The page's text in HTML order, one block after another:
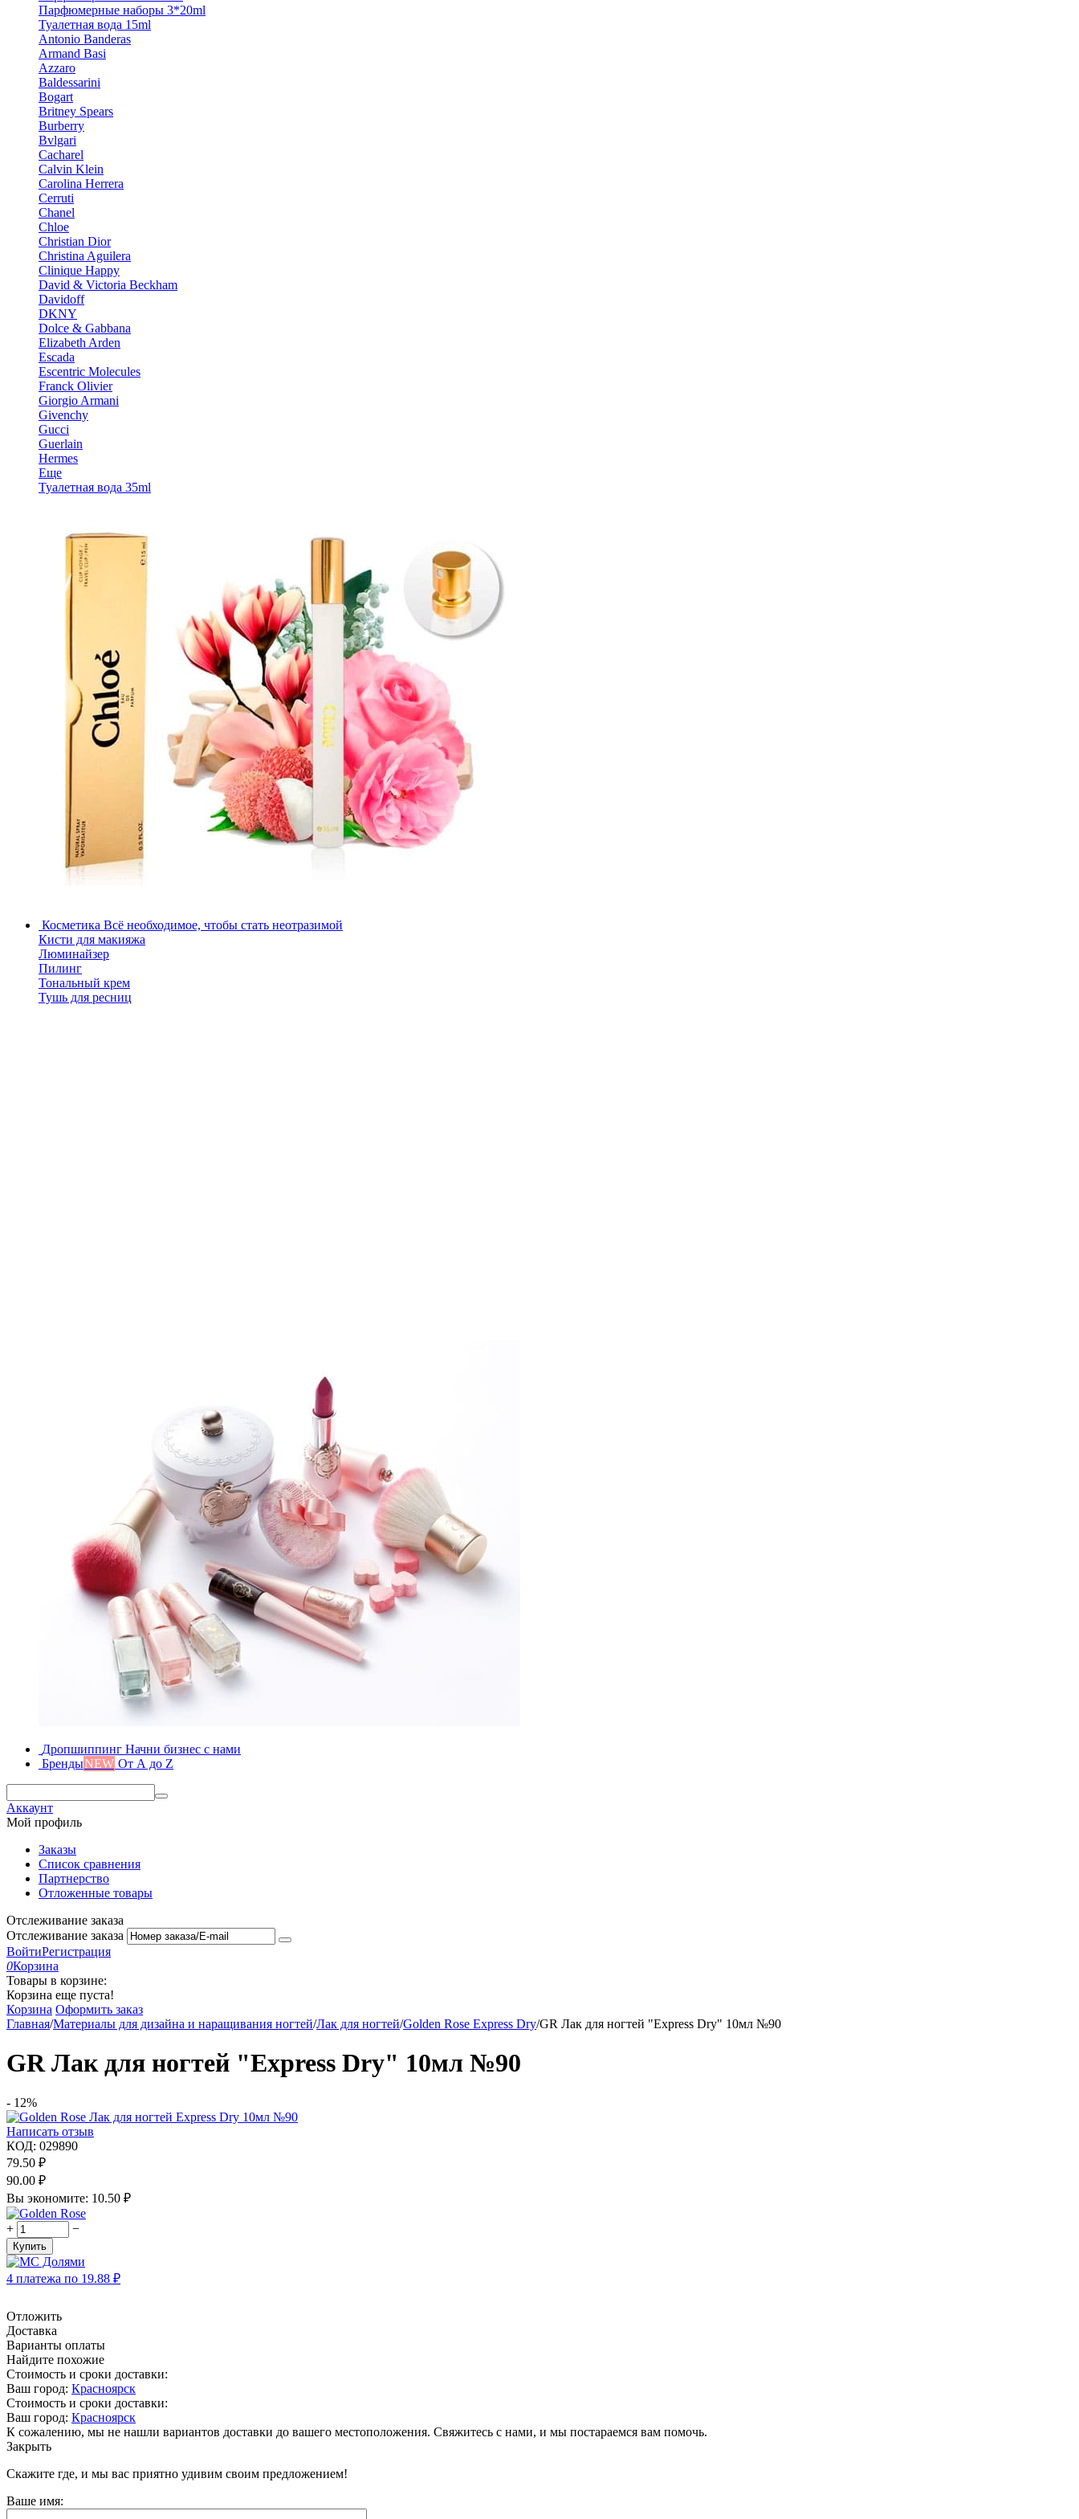
Парфюмерные наборы 3*20ml
Туалетная вода 15ml
Antonio Banderas
Armand Basi
Azzaro
Baldessarini
Bogart
Britney Spears
Burberry
Bvlgari
Cacharel
Calvin Klein
Carolina Herrera
Cerruti
Chanel
Chloe
Christian Dior
Christina Aguilera
Clinique Happy
David & Victoria Beckham
Davidoff
DKNY
Dolce & Gabbana
Elizabeth Arden
Escada
Escentric Molecules
Franck Olivier
Giorgio Armani
Givenchy
Gucci
Guerlain
Hermes
Еще
Туалетная вода 35ml
Косметика Всё необходимое, чтобы стать неотразимой
Кисти для макияжа
Люминайзер
Пилинг
Тональный крем
Тушь для ресниц
Дропшиппинг Начни бизнес с нами
БрендыNEW От А до Z
Аккаунт
Мой профиль
Заказы
Список сравнения
Партнерство
Отложенные товары
Отслеживание заказа
Отслеживание заказа
ВойтиРегистрация
0Корзина
Товары в корзине:
Корзина еще пуста!
Корзина Оформить заказ
Главная/Материалы для дизайна и наращивания ногтей/Лак для ногтей/Golden Rose Express Dry/GR Лак для ногтей "Express Dry" 10мл №90
GR Лак для ногтей "Express Dry" 10мл №90
- 12%
Написать отзыв
КОД: 029890
79.50 ₽
90.00 ₽
Вы экономите: 10.50 ₽
+ −
Купить
4 платежа по 19.88 ₽
Отложить
Доставка
Варианты оплаты
Найдите похожие
Стоимость и сроки доставки:
Ваш город: Красноярск
Стоимость и сроки доставки:
Ваш город: Красноярск
К сожалению, мы не нашли вариантов доставки до вашего местоположения. Свяжитесь с нами, и мы постараемся вам помочь.
Закрыть
Скажите где, и мы вас приятно удивим своим предложением!
Ваше имя: